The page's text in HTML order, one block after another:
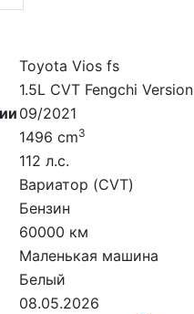
Toyota Vios fs
1.5L CVT Fengchi Version
09/2021
1496 cm3
112 л.с.
Вариатор (CVT)
Бензин
60000 км
Маленькая машина
Белый
08.05.2026